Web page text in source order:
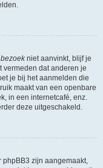
niet aanvinkt, blijf je
vermeden dat anderen je
je bij het aanmelden die
maakt van een openbare
in een internetcafé, enz.
deze uitgeschakeld.
phpBB3 zijn aangemaakt,